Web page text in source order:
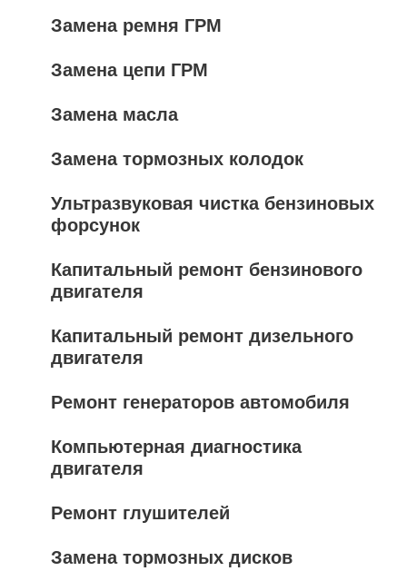
Замена ремня ГРМ
Замена цепи ГРМ
Замена масла
Замена тормозных колодок
Ультразвуковая чистка бензиновых
форсунок
Капитальный ремонт бензинового
двигателя
Капитальный ремонт дизельного
двигателя
Ремонт генераторов автомобиля
Компьютерная диагностика
двигателя
Ремонт глушителей
Замена тормозных дисков